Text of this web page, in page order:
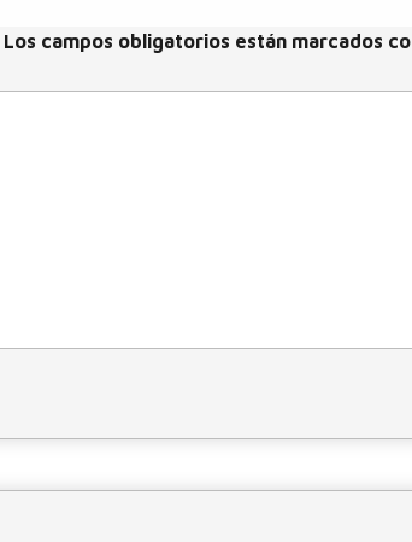
Los campos obligatorios están marcados